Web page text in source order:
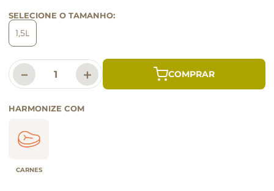
SELECIONE O TAMANHO:
1,5L
＋
－
HARMONIZE COM
CARNES